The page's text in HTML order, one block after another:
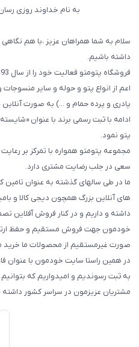
به نام خداوند روزی
سلام به شما همراهان عزیز ،با هم
داشته باشیم.
اعم از انواع پتو و حوله و سایر
پادری و پرده حمام و ...) به صورت آنلاین
ادامه با ثبت رسمی برند با عنوان
پتو نمود.
مجموعه پتومتو همواره با تمرکز بر
سعی در جلب رضایت مشتری دارد.
ما در طی سالهای گذشته به عنوان تامین
های آنلاین بزرگ همچون دیجی کالا و
داشته و داریم و در کنار فروش آفلاین
خودمون جهت فروش مستقیم و حفظ
صورت غیرمستقیم از محصولات ما خرید
به ثبت رسوندیم و امیدواریم که
مشتریان عزیزمون در سراسر کشور داشته